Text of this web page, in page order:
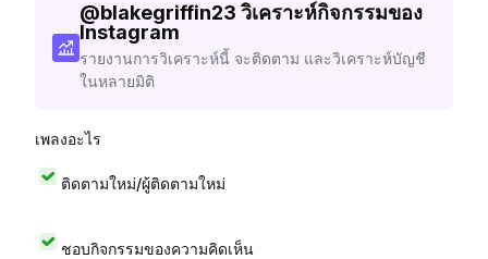
@blakegriffin23 วิเคราะห์กิจกรรมของ
Instagram
รายงานการวิเคราะห์นี้ จะติดตาม และวิเคราะห์บัญชี
ในหลายมิติ
เพลงอะไร
ติดตามใหม่/ผู้ติดตามใหม่
ชอบกิจกรรมของความคิดเห็น